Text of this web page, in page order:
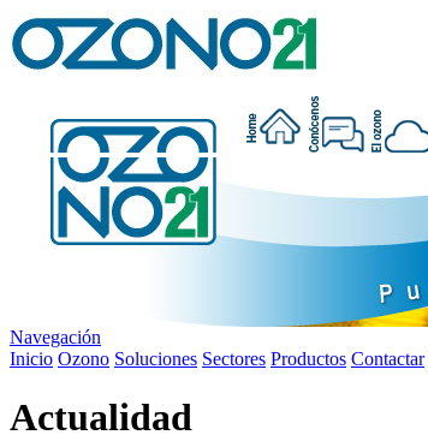
Navegación
Inicio Ozono Soluciones Sectores Productos Contactar
Actualidad